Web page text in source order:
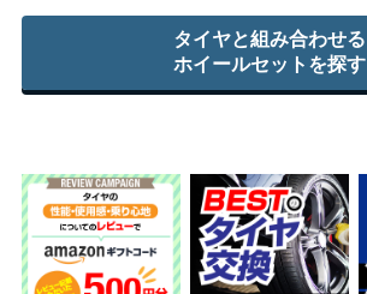
タイヤと組み合わせる
ホイールセットを探す